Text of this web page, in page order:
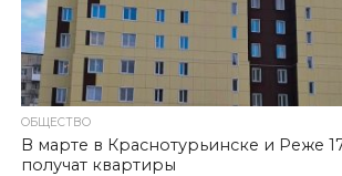
ОБЩЕСТВО
В марте в Краснотурьинске и Реже
получат квартиры